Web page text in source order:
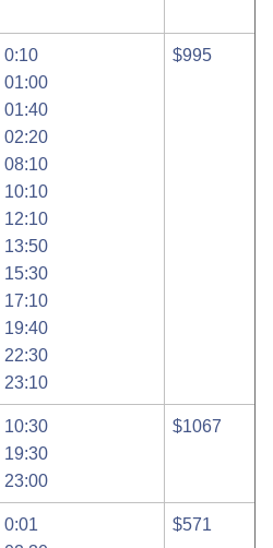
0:10
01:00
01:40
02:20
08:10
10:10
12:10
13:50
15:30
17:10
19:40
22:30
23:10
$995
10:30
19:30
23:00
$1067
0:01
$571